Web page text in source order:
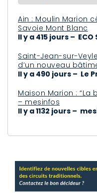
Ain : Moulin Marion
Savoie Mont Blanc
Il y a 415 jours –
Saint-Jean-sur-
d’un nouveau
Il y a 490 jours – Le
Maison Marion :
– mesinfos
Il y a 1132 jours –